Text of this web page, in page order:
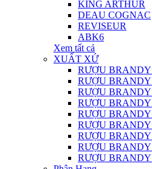
KING ARTHUR
DEAU COGNAC
REVISEUR
ABK6
Xem tất cả
XUẤT XỨ
RƯỢU BRANDY
RƯỢU
RƯỢU
RƯỢU
RƯỢU BRANDY
RƯỢU
RƯỢU
RƯỢU
RƯỢU